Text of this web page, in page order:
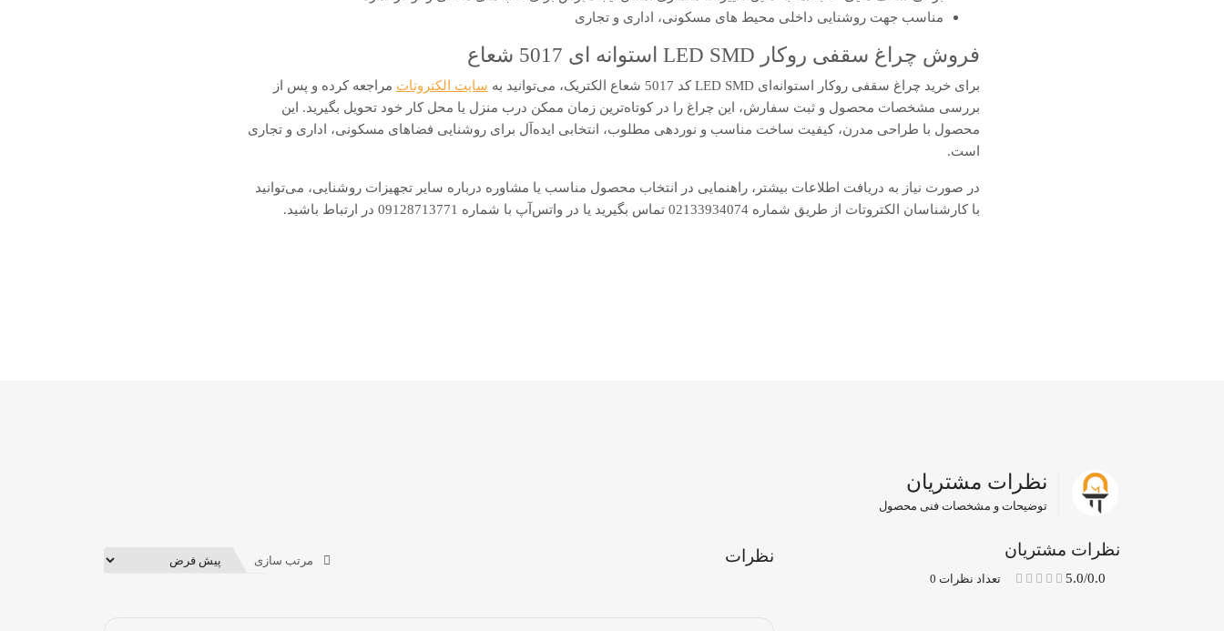
مناسب جهت روشنایی داخلی محیط های مسکونی، اداری و تجاری
فروش چراغ سقفی روکار LED SMD استوانه ای 5017 شعاع
برای خرید چراغ سقفی روکار استوانه‌ای LED SMD کد 5017 شعاع الکتریک، می‌توانید به سایت الکتروتات مراجعه کرده و پس از
بررسی مشخصات محصول و ثبت سفارش، این چراغ را در کوتاه‌ترین زمان ممکن درب منزل یا محل کار خود تحویل بگیرید. این
محصول با طراحی مدرن، کیفیت ساخت مناسب و نوردهی مطلوب، انتخابی ایده‌آل برای روشنایی فضاهای مسکونی، اداری و تجاری
است.
در صورت نیاز به دریافت اطلاعات بیشتر، راهنمایی در انتخاب محصول مناسب یا مشاوره درباره سایر تجهیزات روشنایی، می‌توانید
با کارشناسان الکتروتات از طریق شماره 02133934074 تماس بگیرید یا در واتس‌آپ با شماره 09128713771 در ارتباط باشید.
نظرات مشتریان
توضیحات و مشخصات فنی محصول
نظرات مشتریان
5.0/0.0 تعداد نظرات 0
نظرات مرتب سازی